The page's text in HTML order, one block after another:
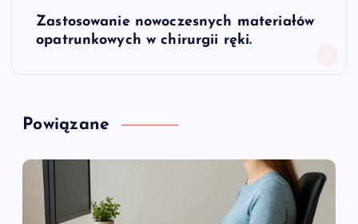
a
c
Zastosowanie nowoczesnych materiałów
opatrunkowych w chirurgii ręki.
Powiązane